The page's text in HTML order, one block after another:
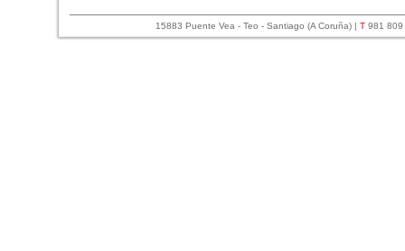
15883 Puente Vea - Teo - Santiago (A Coruña) | T981